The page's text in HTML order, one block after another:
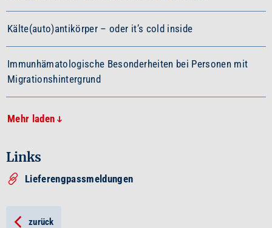
Kälte(auto)antikörper – oder it’s cold inside
Immunhämatologische Besonderheiten bei Personen mit
Migrationshintergrund
Mehr laden
Links
Lieferengpassmeldungen
zurück